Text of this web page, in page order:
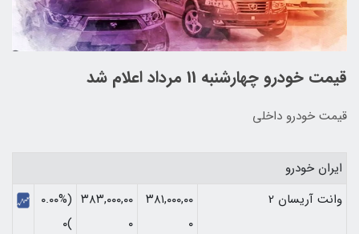
قیمت خودرو چهارشنبه 11 مرداد اعلام شد
قیمت خودرو داخلی
ایران خودرو
وانت آریسان 2
۳۸۱,۰۰۰,۰۰
۰
۳۸۳,۰۰۰,۰۰
۰
(۰.۰۰%
)۰